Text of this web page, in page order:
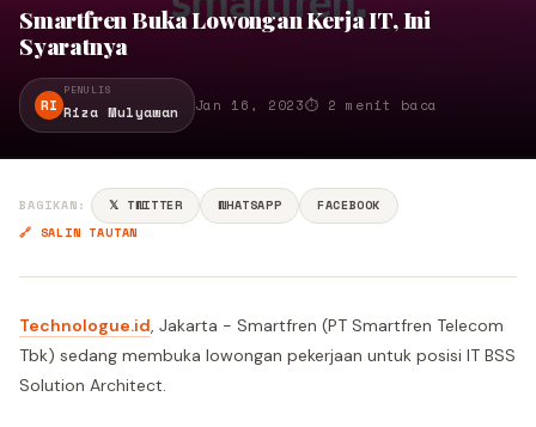
Smartfren Buka Lowongan Kerja IT, Ini
Syaratnya
RI
PENULIS
Riza Mulyawan Jan 16, 2023⏱ 2 menit baca
BAGIKAN: 𝕏 TWITTER WHATSAPP
FACEBOOK
🔗 SALIN TAUTAN
Technologue.id, Jakarta - Smartfren (PT Smartfren Telecom
Tbk) sedang membuka lowongan pekerjaan untuk posisi IT BSS
Solution Architect.